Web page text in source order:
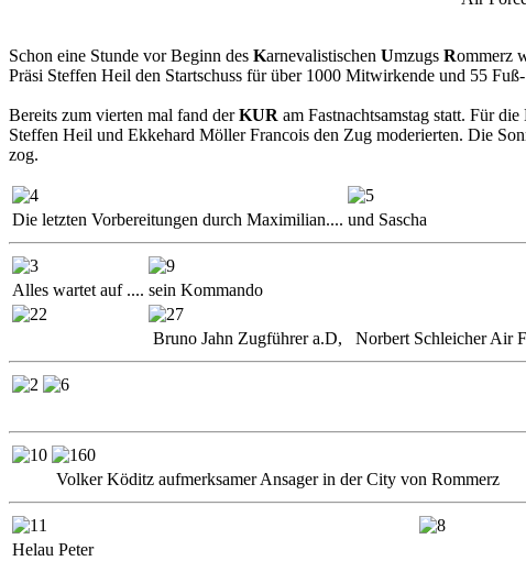
Schon eine Stunde vor Beginn des Karnevalistischen Umzugs Rommerz
Präsi Steffen Heil den Startschuss für über 1000 Mitwirkende und 55
Bereits zum vierten mal fand derKUR am Fastnachtsamstag statt. Für
Steffen Heil und Ekkehard Möller Francois den Zug moderierten. Die
zog.
Die letzten Vorbereitungen durch Maximilian.... und Sascha
Alles wartet auf .... sein Kommando
Bruno Jahn Zugführer a.D, Norbert Schleicher Air
Volker Köditz aufmerksamer Ansager in der City von Rommerz
Helau Peter